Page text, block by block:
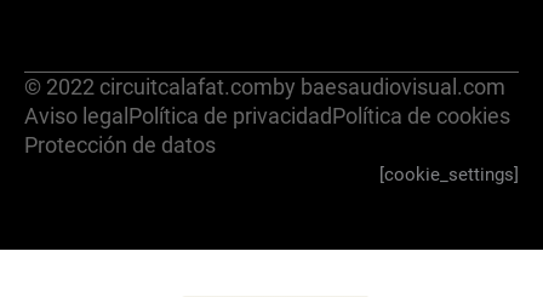
© 2022 circuitcalafat.comby baesaudiovisual.com
Aviso legalPolítica de privacidadPolítica de cookies
Protección de datos
[cookie_settings]